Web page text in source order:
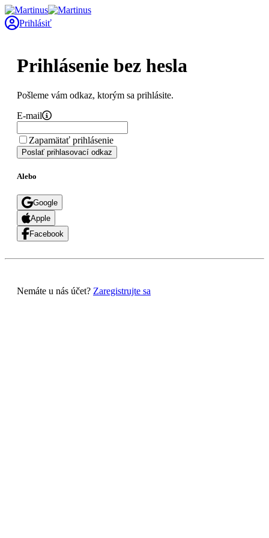
Prihlásiť
Prihlásenie bez hesla
Pošleme vám odkaz, ktorým sa prihlásite.
E-mail
Zapamätať prihlásenie
Poslať prihlasovací odkaz
Alebo
Google
Apple
Facebook
Nemáte u nás účet? Zaregistrujte sa